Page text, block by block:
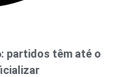
partidos têm até o